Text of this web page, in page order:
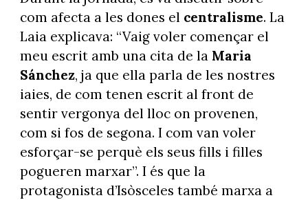
com afecta a les dones el centralisme. La
Laia explicava: “Vaig voler començar el
meu escrit amb una cita de la Maria
Sánchez, ja que ella parla de les nostres
iaies, de com tenen escrit al front de
sentir vergonya del lloc on provenen,
com si fos de segona. I com van voler
esforçar-se perquè els seus fills i filles
pogueren marxar”. I és que la
protagonista d’Isòsceles també marxa a